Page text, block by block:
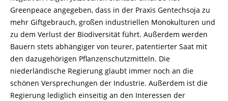
Greenpeace angegeben, dass in der Praxis Gentechsoja zu
mehr Giftgebrauch, großen industriellen Monokulturen und
zu dem Verlust der Biodiversität führt. Außerdem werden
Bauern stets abhängiger von teurer, patentierter Saat mit
den dazugehörigen Pflanzenschutzmitteln. Die
niederländische Regierung glaubt immer noch an die
schönen Versprechungen der Industrie. Außerdem ist die
Regierung lediglich einseitig an den Interessen der